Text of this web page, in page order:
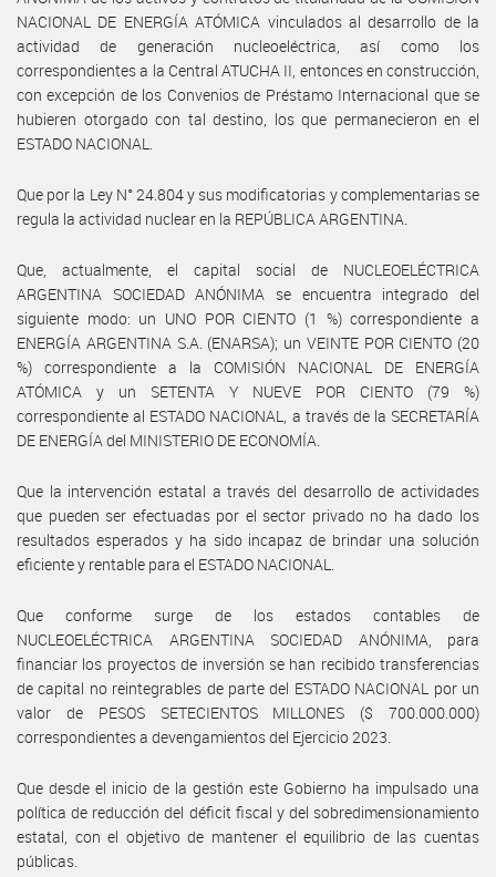
NACIONAL DE ENERGÍA ATÓMICA vinculados al desarrollo de la
actividad de generación nucleoeléctrica, así como los
correspondientes a la Central ATUCHA II, entonces en construcción,
con excepción de los Convenios de Préstamo Internacional que se
hubieren otorgado con tal destino, los que permanecieron en el
ESTADO NACIONAL.
Que por la Ley N° 24.804 y sus modificatorias y complementarias se
regula la actividad nuclear en la REPÚBLICA ARGENTINA.
Que, actualmente, el capital social de NUCLEOELÉCTRICA
ARGENTINA SOCIEDAD ANÓNIMA se encuentra integrado del
siguiente modo: un UNO POR CIENTO (1 %) correspondiente a
ENERGÍA ARGENTINA S.A. (ENARSA); un VEINTE POR CIENTO (20
%) correspondiente a la COMISIÓN NACIONAL DE ENERGÍA
ATÓMICA y un SETENTA Y NUEVE POR CIENTO (79 %)
correspondiente al ESTADO NACIONAL, a través de la SECRETARÍA
DE ENERGÍA del MINISTERIO DE ECONOMÍA.
Que la intervención estatal a través del desarrollo de actividades
que pueden ser efectuadas por el sector privado no ha dado los
resultados esperados y ha sido incapaz de brindar una solución
eficiente y rentable para el ESTADO NACIONAL.
Que conforme surge de los estados contables de
NUCLEOELÉCTRICA ARGENTINA SOCIEDAD ANÓNIMA, para
financiar los proyectos de inversión se han recibido transferencias
de capital no reintegrables de parte del ESTADO NACIONAL por un
valor de PESOS SETECIENTOS MILLONES ($ 700.000.000)
correspondientes a devengamientos del Ejercicio 2023.
Que desde el inicio de la gestión este Gobierno ha impulsado una
política de reducción del déficit fiscal y del sobredimensionamiento
estatal, con el objetivo de mantener el equilibrio de las cuentas
públicas.